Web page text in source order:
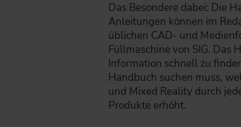
Das Besondere dabei: Die
Anleitungen können im
üblichen CAD- und
Füllmaschine von SIG.
Information schnell zu
Handbuch suchen muss,
und Mixed Reality durch
Produkte erhöht.